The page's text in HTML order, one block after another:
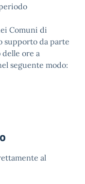
Comuni di
supporto da parte
ore a
seguente modo:
al